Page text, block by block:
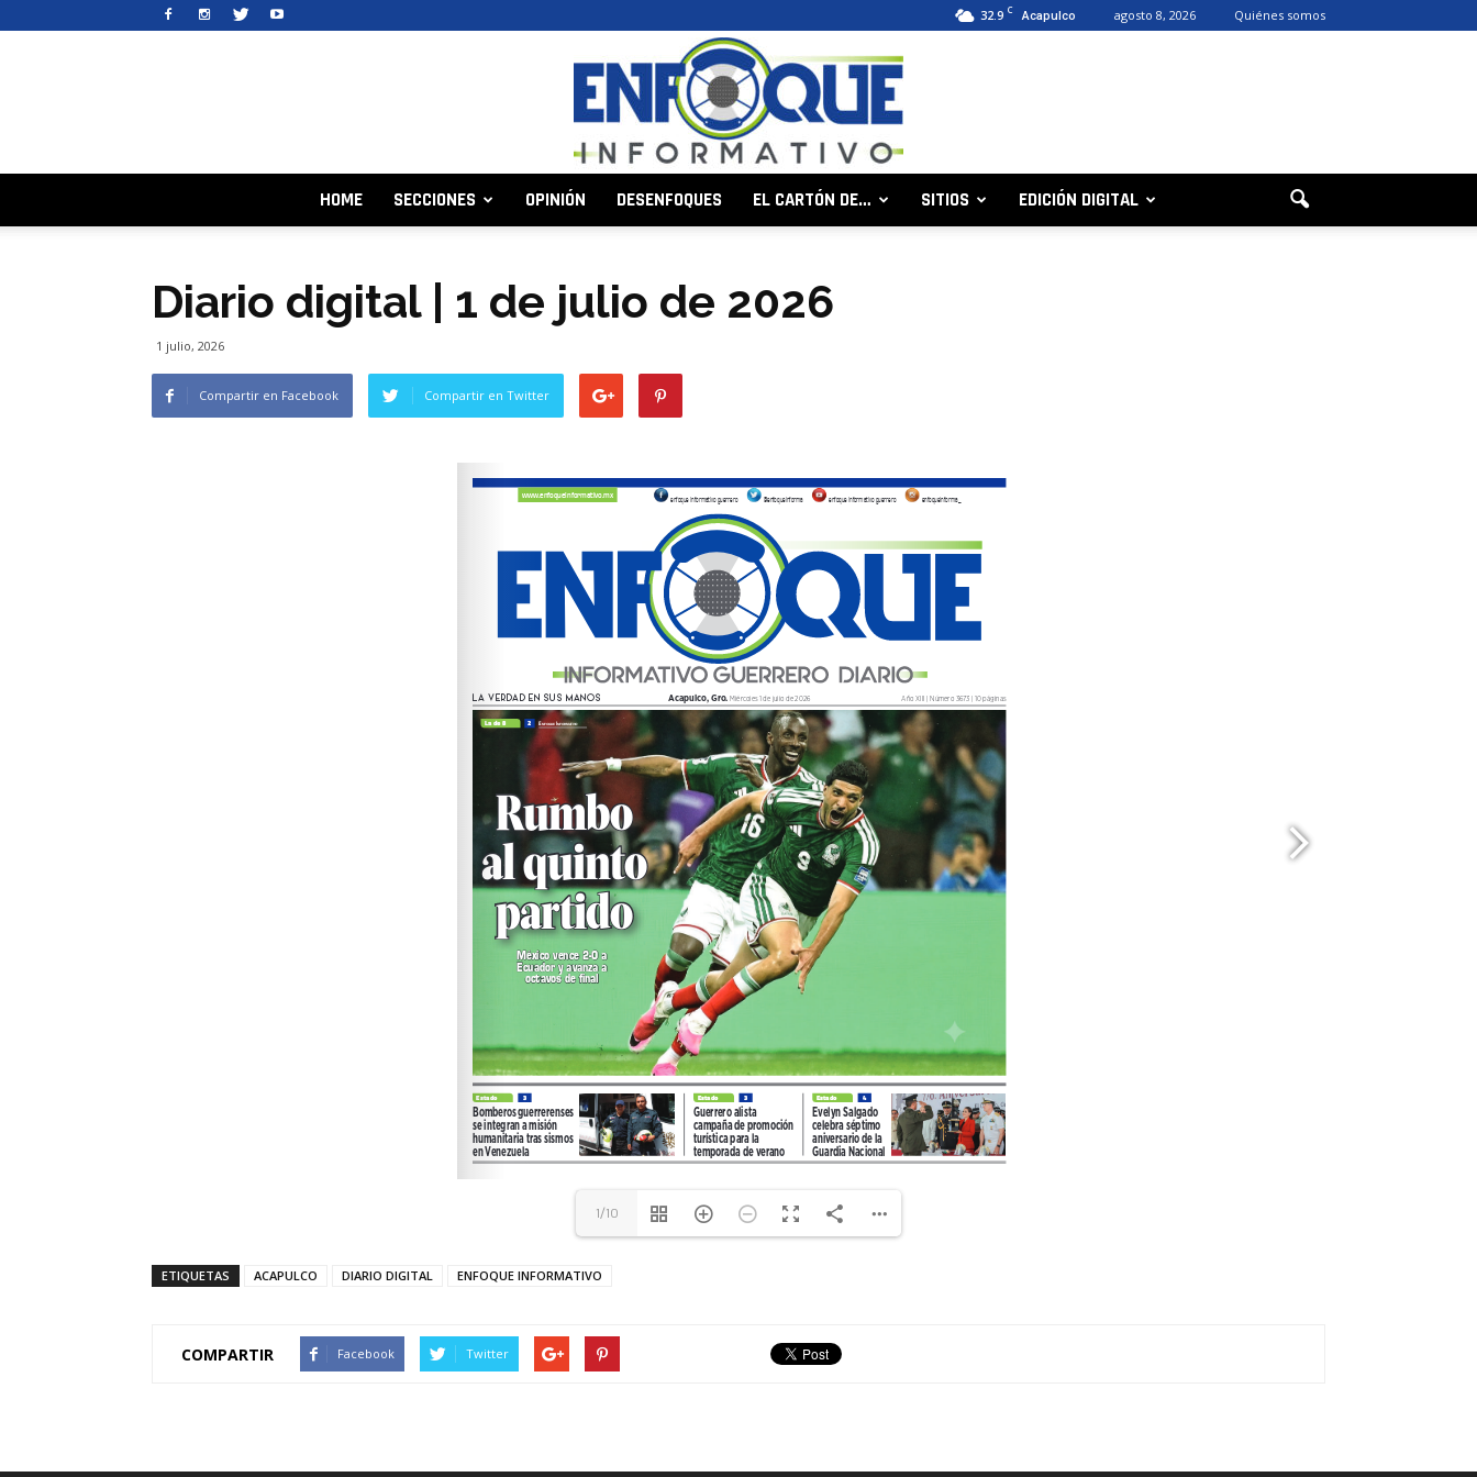
32.9 C Acapulco agosto 8, 2026 Quiénes somos
HOME SECCIONES OPINIÓN DESENFOQUES EL CARTÓN DE… SITIOS EDICIÓN DIGITAL
Diario digital | 1 de julio de 2026
1 julio, 2026
Compartir en Facebook Compartir en Twitter
1/10
ETIQUETAS ACAPULCO DIARIO DIGITAL ENFOQUE INFORMATIVO
COMPARTIR Facebook Twitter